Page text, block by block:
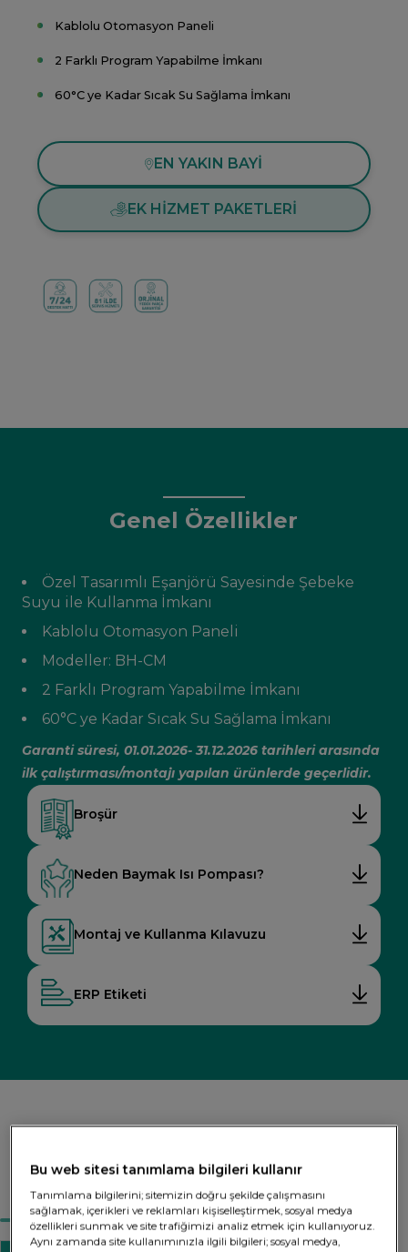
Kablolu Otomasyon Paneli
2 Farklı Program Yapabilme İmkanı
60°C ye Kadar Sıcak Su Sağlama İmkanı
EN YAKIN BAYİ
EK HİZMET PAKETLERİ
Genel Özellikler
Özel Tasarımlı Eşanjörü Sayesinde Şebeke
Suyu ile Kullanma İmkanı
Kablolu Otomasyon Paneli
Modeller: BH-CM
2 Farklı Program Yapabilme İmkanı
60°C ye Kadar Sıcak Su Sağlama İmkanı
Garanti süresi, 01.01.2026- 31.12.2026 tarihleri arasında
ilk çalıştırması/montajı yapılan ürünlerde geçerlidir.
Broşür
Neden Baymak Isı Pompası?
Montaj ve Kullanma Kılavuzu
ERP Etiketi
Teknik Özellikler
Bu web sitesi tanımlama bilgileri kullanır
Tanımlama bilgilerini; sitemizin doğru şekilde çalışmasını
sağlamak, içerikleri ve reklamları kişiselleştirmek, sosyal medya
özellikleri sunmak ve site trafiğimizi analiz etmek için kullanıyoruz.
Aynı zamanda site kullanımınızla ilgili bilgileri; sosyal medya,